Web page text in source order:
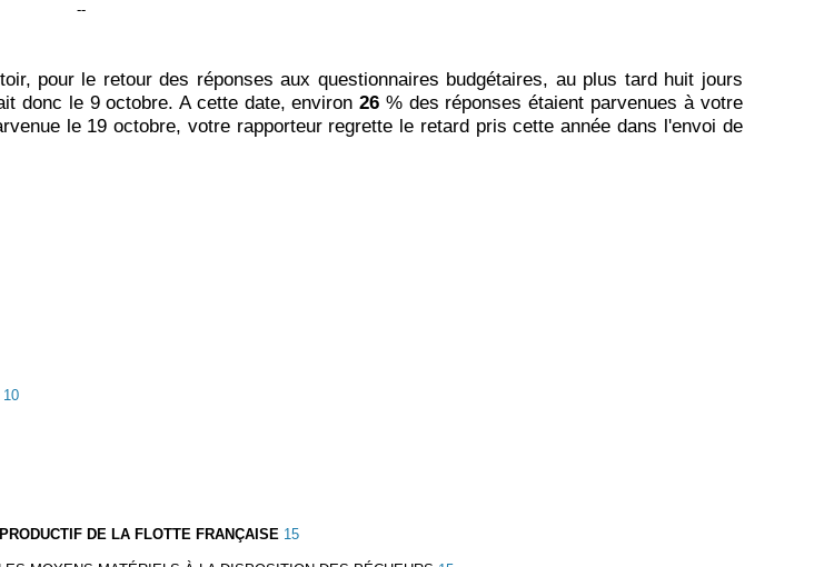
--
pour le retour des réponses aux questionnaires budgétaires, au plus tard huit jours
donc le 9 octobre. A cette date, environ26 % des réponses étaient parvenues à votre
le 19 octobre, votre rapporteur regrette le retard pris cette année dans l'envoi de
10
DE LA FLOTTE FRANÇAISE 15